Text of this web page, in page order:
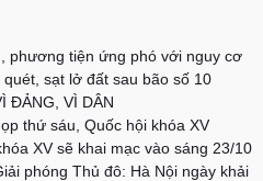
phương tiện ứng phó với nguy cơ
sạt lở đất sau bão số 10
ĐẢNG, VÌ DÂN
thứ sáu, Quốc hội khóa XV
XV sẽ khai mạc vào sáng 23/10
phóng Thủ đô: Hà Nội ngày khải